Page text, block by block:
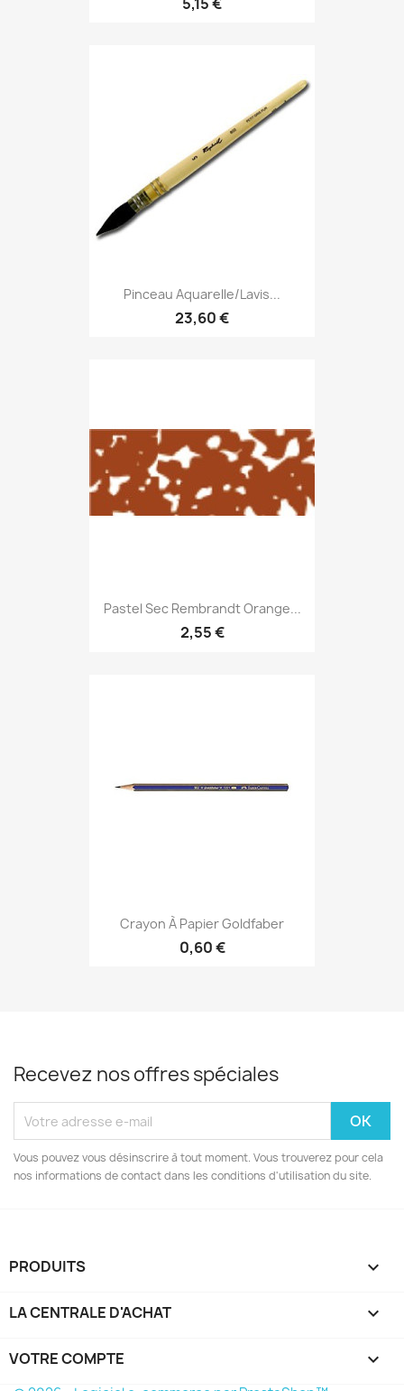
Pinceau Aquarelle/lavis...
23,60 €
Pastel Sec Rembrandt Orange...
2,55 €
Crayon À Papier Goldfaber
0,60 €
Recevez nos offres spéciales
Vous pouvez vous désinscrire à tout moment. Vous trouverez pour cela
nos informations de contact dans les conditions d'utilisation du site.
PRODUITS 
LA CENTRALE D'ACHAT 
VOTRE COMPTE 